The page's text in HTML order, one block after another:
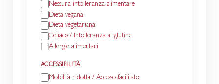
Nessuna intolleranza alimentare
Dieta vegana
Dieta vegetariana
Celiaco / Intolleranza al glutine
Allergie alimentari
ACCESSIBILITÀ
Mobilità ridotta / Accesso facilitato